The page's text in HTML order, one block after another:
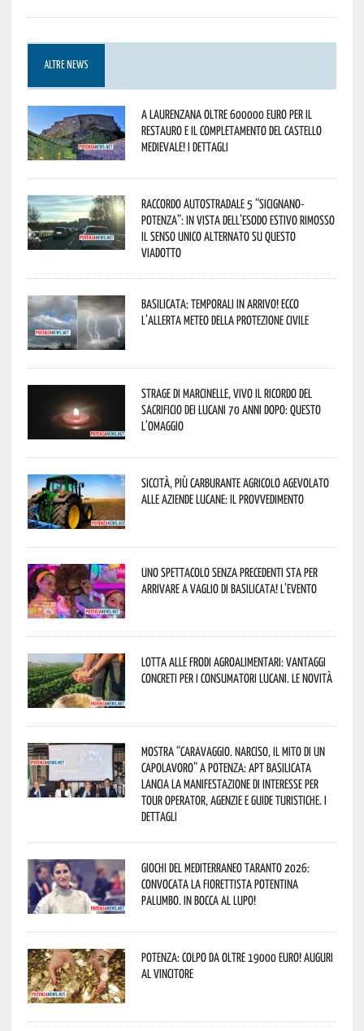
ALTRE NEWS
A Laurenzana oltre 600000 euro per il
restauro e il completamento del Castello
Medievale! I dettagli
Raccordo Autostradale 5 “Sicignano-
Potenza”: in vista dell’esodo estivo rimosso
il senso unico alternato su questo
viadotto
Basilicata: temporali in arrivo! Ecco
l’allerta meteo della Protezione civile
Strage di Marcinelle, vivo il ricordo del
sacrificio dei lucani 70 anni dopo: questo
l’omaggio
Siccità, più carburante agricolo agevolato
alle aziende lucane: il provvedimento
Uno spettacolo senza precedenti sta per
arrivare a Vaglio di Basilicata! L’evento
Lotta alle frodi agroalimentari: vantaggi
concreti per i consumatori lucani. Le novità
Mostra “Caravaggio. Narciso, il mito di un
capolavoro” a Potenza: APT Basilicata
lancia la manifestazione di interesse per
Tour Operator, Agenzie e Guide Turistiche. I
dettagli
Giochi del Mediterraneo Taranto 2026:
convocata la fiorettista potentina
Palumbo. In bocca al lupo!
Potenza: colpo da oltre 19000 Euro! Auguri
al vincitore